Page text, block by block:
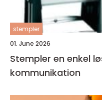
stempler
01. June 2026
Stempler en enkel løsning til tydelig
kommunikation